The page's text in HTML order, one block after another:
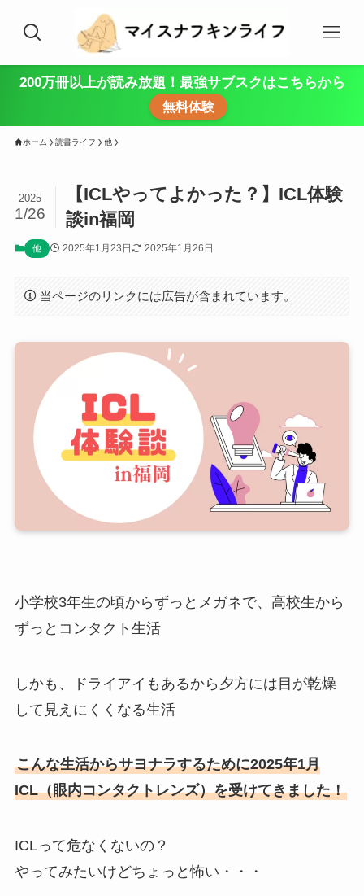
200万冊以上が読み放題！最強サブスクはこちらから
無料体験
ホーム 読書ライフ 他
【ICLやってよかった？】ICL体験
談in福岡
2025
1/26
他 2025年1月23日 2025年1月26日
当ページのリンクには広告が含まれています。
小学校3年生の頃からずっとメガネで、高校生から
ずっとコンタクト生活
しかも、ドライアイもあるから夕方には目が乾燥
して見えにくくなる生活
こんな生活からサヨナラするために2025年1月
ICL（眼内コンタクトレンズ）を受けてきました！
ICLって危なくないの？
やってみたいけどちょっと怖い・・・